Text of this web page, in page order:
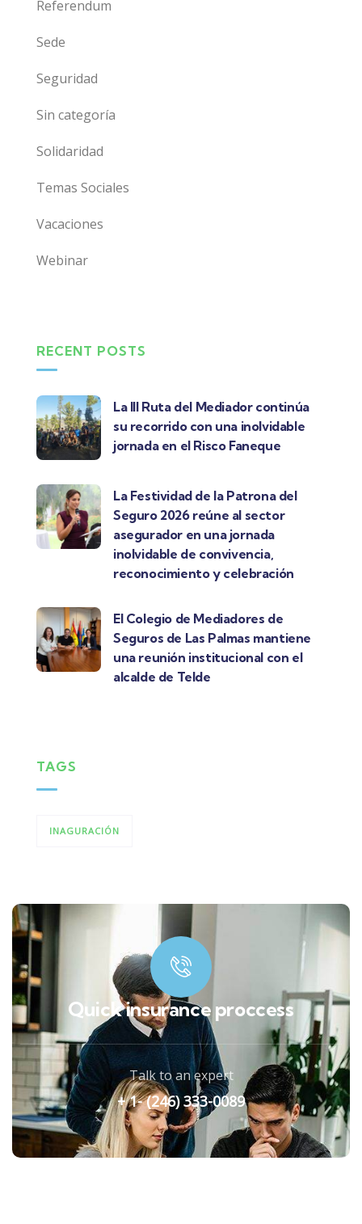
Referendum
Sede
Seguridad
Sin categoría
Solidaridad
Temas Sociales
Vacaciones
Webinar
RECENT POSTS
La III Ruta del Mediador continúa
su recorrido con una inolvidable
jornada en el Risco Faneque
La Festividad de la Patrona del
Seguro 2026 reúne al sector
asegurador en una jornada
inolvidable de convivencia,
reconocimiento y celebración
El Colegio de Mediadores de
Seguros de Las Palmas mantiene
una reunión institucional con el
alcalde de Telde
TAGS
INAGURACIÓN
Quick insurance proccess
Talk to an expert
+ 1- (246) 333-0089